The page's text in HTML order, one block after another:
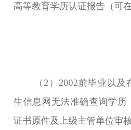
高等教育学历认证报告（可
（2）2002前毕业以
生信息网无法准确查询学历
证书原件及上级主管单位审核